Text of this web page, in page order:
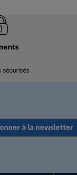
sécurisés
à la newsletter